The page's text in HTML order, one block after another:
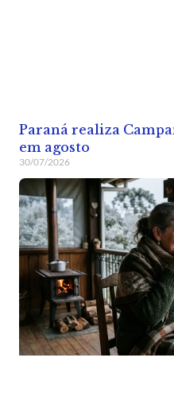
Paraná realiza
em agosto
30/07/2026